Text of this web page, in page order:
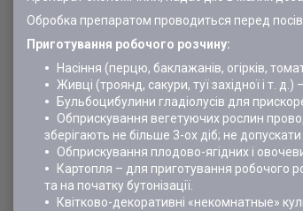
Обробка препаратом проводиться перед
Приготування робочого розчину:
Насіння (перцю, баклажанів, огірків,
Живці (троянд, сакури, туї західної і т.
Бульбоцибулини гладіолусів для
Обприскування вегетуючих рослин
зберігають не більше 3-ох діб; не
Обприскування плодово-ягідних і
Картопля – для приготування робочого
та на початку бутонізації.
Квітково-декоративні «некомнатные»